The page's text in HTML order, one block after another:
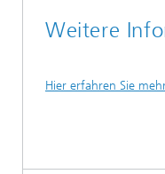
Weitere
Hier erfahren Sie